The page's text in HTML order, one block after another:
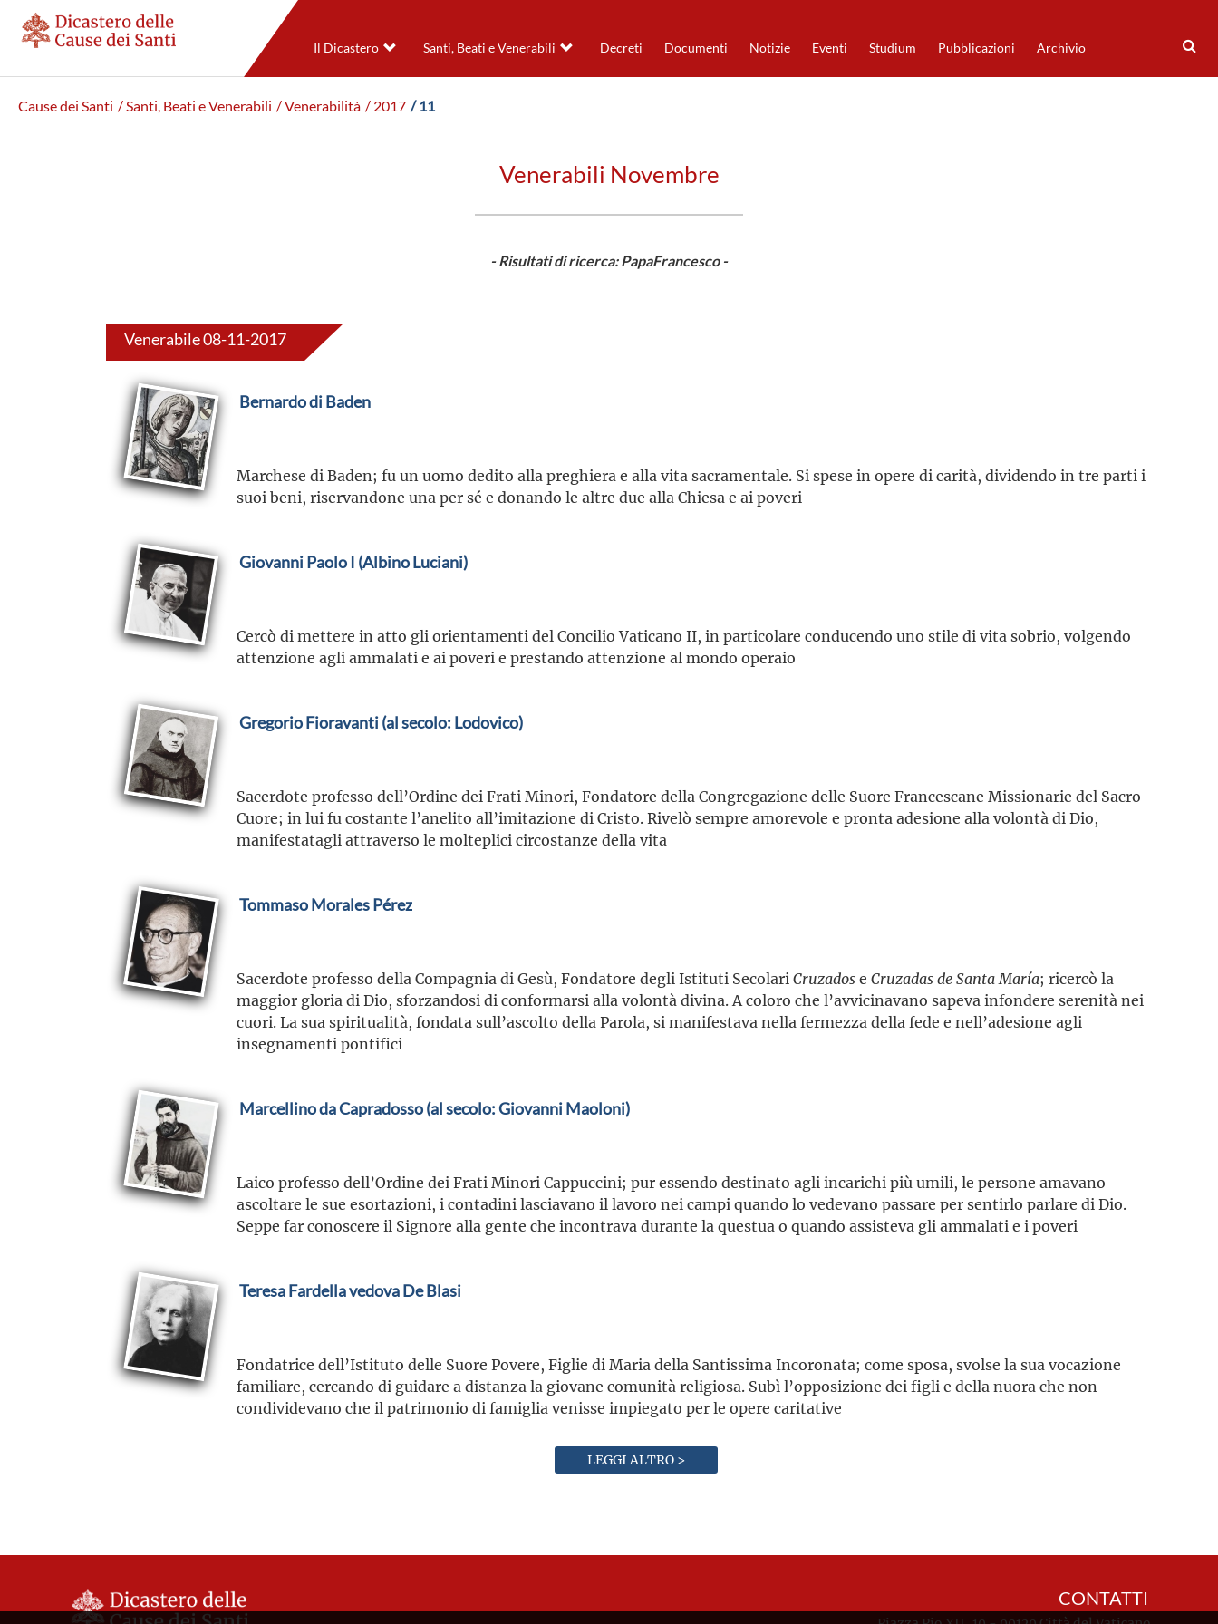
Il Dicastero Santi, Beati e Venerabili Decreti Documenti Notizie Eventi Studium Pubblicazioni Archivio
Cause dei Santi / Santi, Beati e Venerabili / Venerabilità / 2017 / 11
Venerabili Novembre
- Risultati di ricerca: PapaFrancesco -
Venerabile 08-11-2017
Bernardo di Baden
Marchese di Baden; fu un uomo dedito alla preghiera e alla vita sacramentale. Si spese in opere di carità, dividendo in tre parti i
suoi beni, riservandone una per sé e donando le altre due alla Chiesa e ai poveri
Giovanni Paolo I (Albino Luciani)
Cercò di mettere in atto gli orientamenti del Concilio Vaticano II, in particolare conducendo uno stile di vita sobrio, volgendo
attenzione agli ammalati e ai poveri e prestando attenzione al mondo operaio
Gregorio Fioravanti (al secolo: Lodovico)
Sacerdote professo dell’Ordine dei Frati Minori, Fondatore della Congregazione delle Suore Francescane Missionarie del Sacro
Cuore; in lui fu costante l’anelito all’imitazione di Cristo. Rivelò sempre amorevole e pronta adesione alla volontà di Dio,
manifestatagli attraverso le molteplici circostanze della vita
Tommaso Morales Pérez
Sacerdote professo della Compagnia di Gesù, Fondatore degli Istituti Secolari Cruzadose Cruzadas de Santa María; ricercò la
maggior gloria di Dio, sforzandosi di conformarsi alla volontà divina. A coloro che l’avvicinavano sapeva infondere serenità nei
cuori. La sua spiritualità, fondata sull’ascolto della Parola, si manifestava nella fermezza della fede e nell’adesione agli
insegnamenti pontifici
Marcellino da Capradosso (al secolo: Giovanni Maoloni)
Laico professo dell’Ordine dei Frati Minori Cappuccini; pur essendo destinato agli incarichi più umili, le persone amavano
ascoltare le sue esortazioni, i contadini lasciavano il lavoro nei campi quando lo vedevano passare per sentirlo parlare di Dio.
Seppe far conoscere il Signore alla gente che incontrava durante la questua o quando assisteva gli ammalati e i poveri
Teresa Fardella vedova De Blasi
Fondatrice dell’Istituto delle Suore Povere, Figlie di Maria della Santissima Incoronata; come sposa, svolse la sua vocazione
familiare, cercando di guidare a distanza la giovane comunità religiosa. Subì l’opposizione dei figli e della nuora che non
condividevano che il patrimonio di famiglia venisse impiegato per le opere caritative
LEGGI ALTRO >
CONTATTI